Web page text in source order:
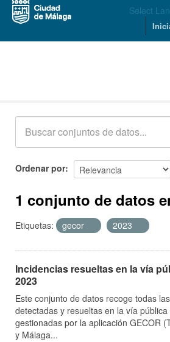
Select
Acerca de
Ordenar por
1 conjunto de datos
Etiquetas: gecor 2023
Incidencias resueltas en la vía
2023
Este conjunto de datos recoge todas
detectadas y resueltas en la vía
gestionadas por la aplicación GECOR
y Málaga...